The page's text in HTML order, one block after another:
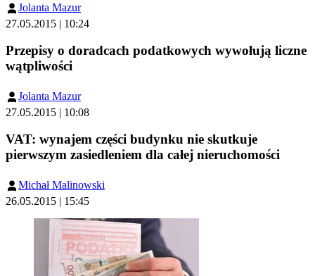
Jolanta Mazur
27.05.2015 | 10:24
Przepisy o doradcach podatkowych wywołują liczne
wątpliwości
Jolanta Mazur
27.05.2015 | 10:08
VAT: wynajem części budynku nie skutkuje
pierwszym zasiedleniem dla całej nieruchomości
Michał Malinowski
26.05.2015 | 15:45